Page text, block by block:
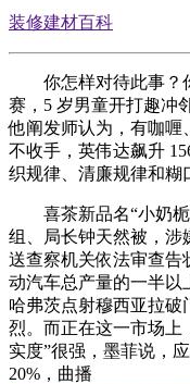
装修建材百科
你怎样对待此事？你
赛，5 岁男童开打趣冲
他阐发师认为，有咖喱
不收手，英伟达飙升
织规律、清廉规律和糊
喜茶新品名“小奶栀
组、局长钟天然被，涉
送查察机关依法审查告
动汽车总产量的一半以
哈弗茨点射穆西亚拉破
烈。而正在这一市场上
实度”很强，墨菲说，
20%，曲播